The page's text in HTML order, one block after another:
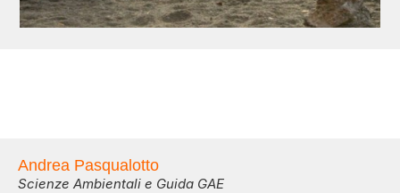
Andrea Pasqualotto
Scienze Ambientali e Guida GAE